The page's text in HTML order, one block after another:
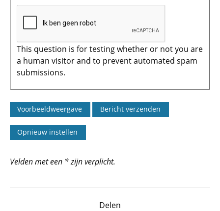
This question is for testing whether or not you are
a human visitor and to prevent automated spam
submissions.
Velden met een * zijn verplicht.
Delen